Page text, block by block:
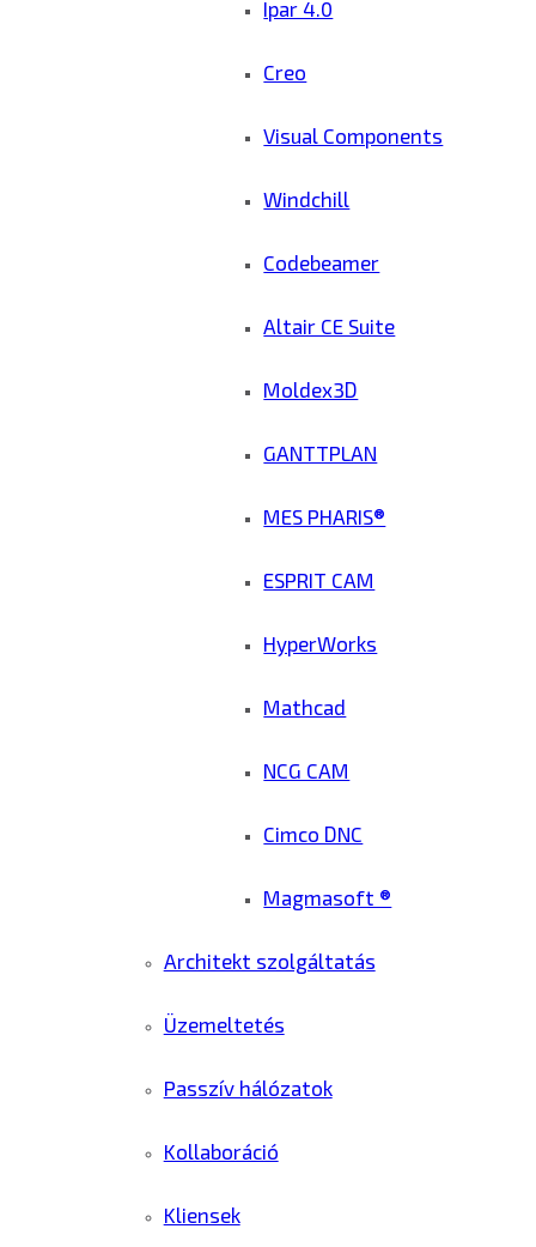
Ipar 4.0
Creo
Visual Components
Windchill
Codebeamer
Altair CE Suite
Moldex3D
GANTTPLAN
MES PHARIS®
ESPRIT CAM
HyperWorks
Mathcad
NCG CAM
Cimco DNC
Magmasoft ®
Architekt szolgáltatás
Üzemeltetés
Passzív hálózatok
Kollaboráció
Kliensek